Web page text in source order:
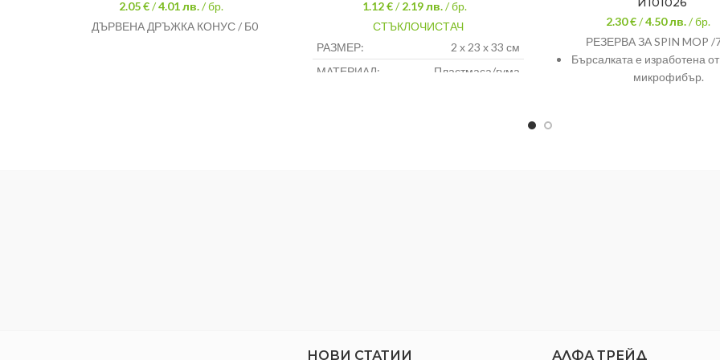
2.05 €/4.01лв. / бр.
ДЪРВЕНА ДРЪЖКА КОНУС / Б0
1.12 €/2.19лв. / бр.
СТЪКЛОЧИСТАЧ
РАЗМЕР:
2 х 23 х 33 см
МАТЕРИАЛ:
Пластмаса/гума
2.30 €/4.50лв. / бр.
РЕЗЕРВА ЗА SPIN MOP /
Бърсалката е изработена
микрофибър.
НОВИ СТАТИИ АЛФА ТРЕЙД